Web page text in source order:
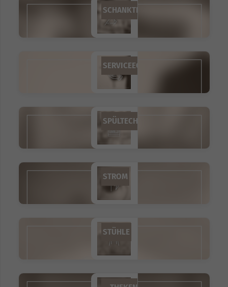
SCHANKTECHNIK
SERVICEEQUIPMENT
SPÜLTECHNIK
STROM
STÜHLE